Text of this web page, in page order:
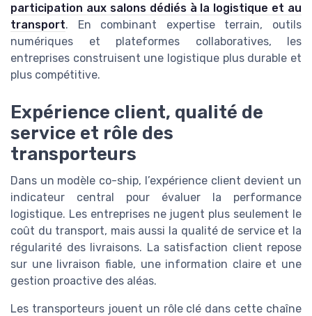
participation aux salons dédiés à la logistique et au
transport. En combinant expertise terrain, outils
numériques et plateformes collaboratives, les
entreprises construisent une logistique plus durable et
plus compétitive.
Expérience client, qualité de
service et rôle des
transporteurs
Dans un modèle co-ship, l’expérience client devient un
indicateur central pour évaluer la performance
logistique. Les entreprises ne jugent plus seulement le
coût du transport, mais aussi la qualité de service et la
régularité des livraisons. La satisfaction client repose
sur une livraison fiable, une information claire et une
gestion proactive des aléas.
Les transporteurs jouent un rôle clé dans cette chaîne